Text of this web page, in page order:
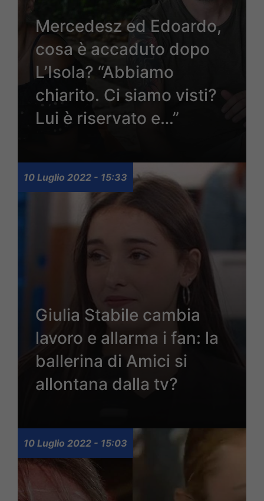
Mercedesz ed Edoardo,
cosa è accaduto dopo
L’Isola? “Abbiamo
chiarito. Ci siamo visti?
Lui è riservato e…”
10 Luglio 2022 - 15:33
Giulia Stabile cambia
lavoro e allarma i fan: la
ballerina di Amici si
allontana dalla tv?
10 Luglio 2022 - 15:03